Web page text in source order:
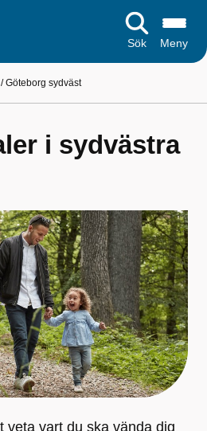
Sök Meny
/Göteborg sydväst
i sydvästra
veta vart du ska vända dig